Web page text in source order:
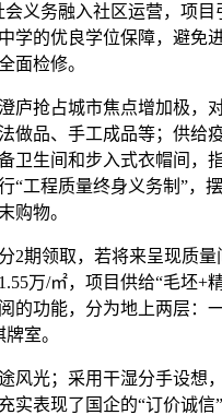
义务融入社区运营，项
的优良学位保障，避免
面检修。
占城市焦点增加极，对
做品、手工成品等；供给
卫生间和步入式衣帽间，
“工程质量终身义务制”，
购物。
领取，若将来呈现质量
万/㎡，项目供给“毛坯
的功能，分为地上两层：
室。
；采用干湿分手设想，
实表现了国企的“订价诚